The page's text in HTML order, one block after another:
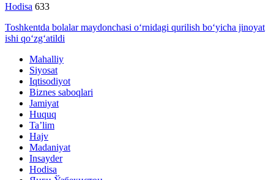
Hodisa 633
Toshkentda bolalar maydonchasi o‘rnidagi qurilish bo‘yicha jinoyat
ishi qo‘zg‘atildi
Mahalliy
Siyosat
Iqtisodiyot
Biznes saboqlari
Jamiyat
Huquq
Ta’lim
Hajv
Madaniyat
Insayder
Hodisa